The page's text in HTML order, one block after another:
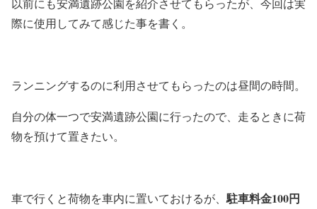
以前にも安満遺跡公園を紹介させてもらったが、今回は実
際に使用してみて感じた事を書く。
ランニングするのに利用させてもらったのは昼間の時間。
自分の体一つで安満遺跡公園に行ったので、走るときに荷
物を預けて置きたい。
車で行くと荷物を車内に置いておけるが、 駐車料金100円